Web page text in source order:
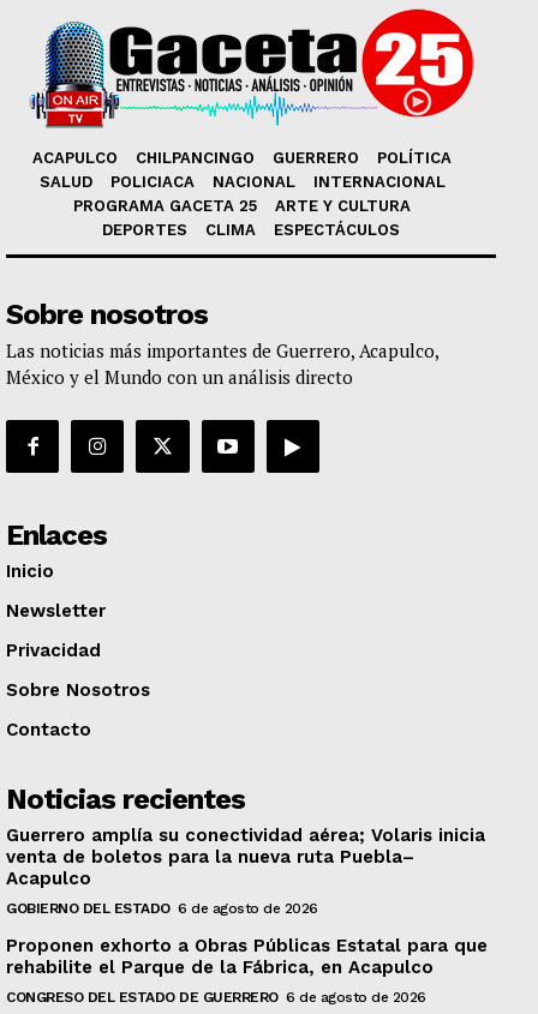
ACAPULCO CHILPANCINGO GUERRERO
POLÍTICA
SALUD
POLICIACA NACIONAL
INTERNACIONAL
PROGRAMA GACETA 25
ARTE Y CULTURA
DEPORTES
CLIMA ESPECTÁCULOS
Sobre nosotros
Las noticias más importantes de Guerrero, Acapulco,
México y el Mundo con un análisis directo
Enlaces
Inicio
Newsletter
Privacidad
Sobre Nosotros
Contacto
Noticias recientes
Guerrero amplía su conectividad aérea; Volaris inicia
venta de boletos para la nueva ruta Puebla–
Acapulco
GOBIERNO DEL ESTADO 6 de agosto de 2026
Proponen exhorto a Obras Públicas Estatal para que
rehabilite el Parque de la Fábrica, en Acapulco
CONGRESO DEL ESTADO DE GUERRERO 6 de agosto de 2026